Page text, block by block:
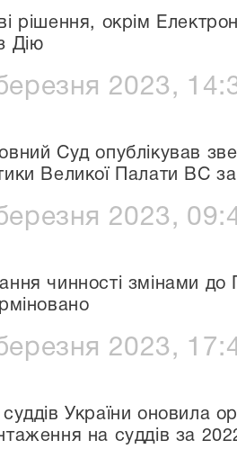
рішення, окрім
Дію
2023,
Суд опублікував
Великої Палати ВС
2023,
чинності змінами
2023,
України оновила
на суддів за